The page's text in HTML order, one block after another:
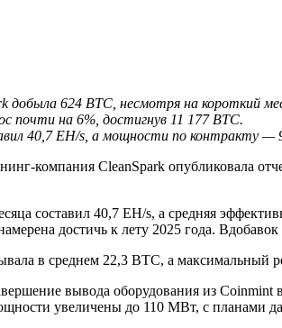
добыла 624 BTC, несмотря на короткий
почти на 6%, достигнув 11 177 BTC.
40,7 EH/s, а мощности по контракту
компания CleanSpark опубликовала
составил 40,7 EH/s, а средняя
достичь к лету 2025 года.
в среднем 22,3 BTC, а максимальный
вывода оборудования из
увеличены до 110 МВт, с планами